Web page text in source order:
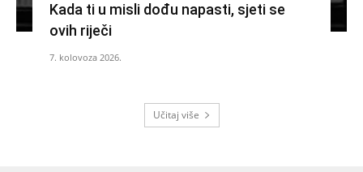
Kada ti u misli dođu napasti, sjeti se
ovih riječi
7. kolovoza 2026.
Učitaj više